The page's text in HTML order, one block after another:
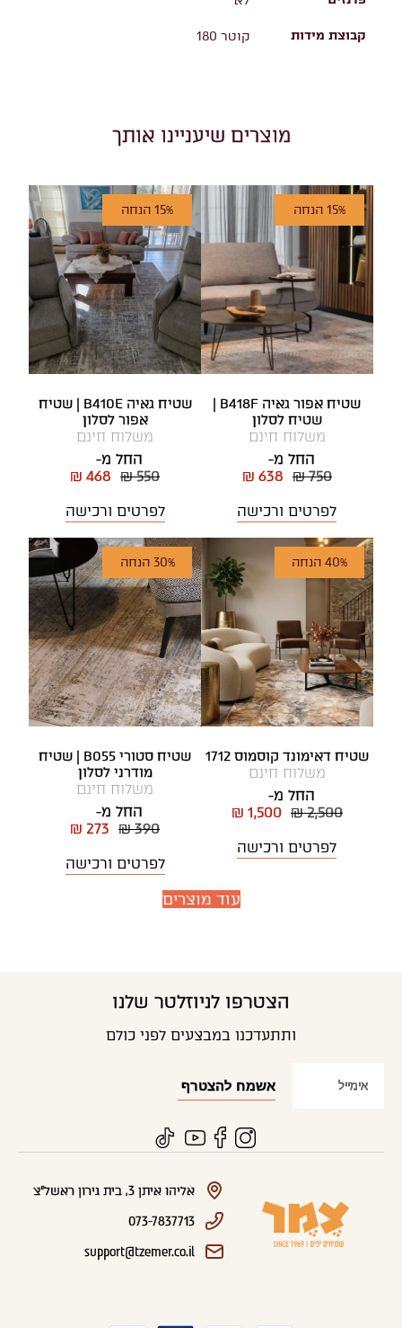
קבוצת מידות קוטר 180
מוצרים שיעניינו אותך
15% הנחה
שטיח לסלון
משלוח חינם
החל מ-
₪ 750
₪ 638
לפרטים ורכישה
15% הנחה
שטיח גאיה B410E | שטיח
אפור לסלון
משלוח חינם
החל מ-
₪ 550
₪ 468
לפרטים ורכישה
40% הנחה
שטיח דאימונד קוסמוס 1712
משלוח חינם
החל מ-
₪ 2,500
₪ 1,500
לפרטים ורכישה
30% הנחה
שטיח סטורי B055 | שטיח
מודרני לסלון
משלוח חינם
החל מ-
₪ 390
₪ 273
לפרטים ורכישה
עוד מוצרים
הצטרפו לניוזלטר שלנו
ותתעדכנו במבצעים לפני כולם
אליהו איתן 3, בית גירון ראשל"צ
073-7837713
support@tzemer.co.il